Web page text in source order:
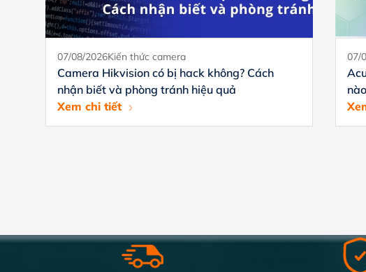
07/08/2026Kiến thức camera
Camera Hikvision có bị hack không? Cách
nhận biết và phòng tránh hiệu quả
Xem chi tiết
07/